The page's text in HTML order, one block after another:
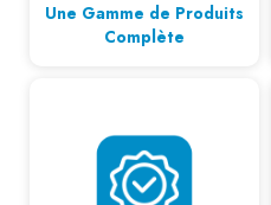
Une Gamme de Produits
Complète